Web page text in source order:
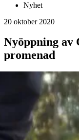
Nyhet
20 oktober 2020
Nyöppning av
promenad